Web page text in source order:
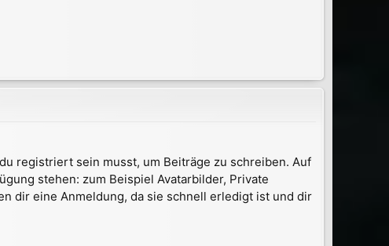
registriert sein musst, um Beiträge zu schreiben. Auf
stehen: zum Beispiel Avatarbilder, Private
dir eine Anmeldung, da sie schnell erledigt ist und dir